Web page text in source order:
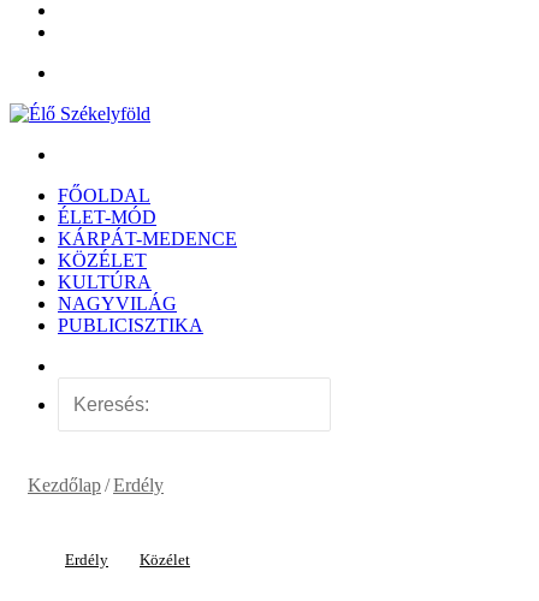
FŐOLDAL
ÉLET-MÓD
KÁRPÁT-MEDENCE
KÖZÉLET
KULTÚRA
NAGYVILÁG
PUBLICISZTIKA
Kezdőlap/Erdély
Erdély Közélet